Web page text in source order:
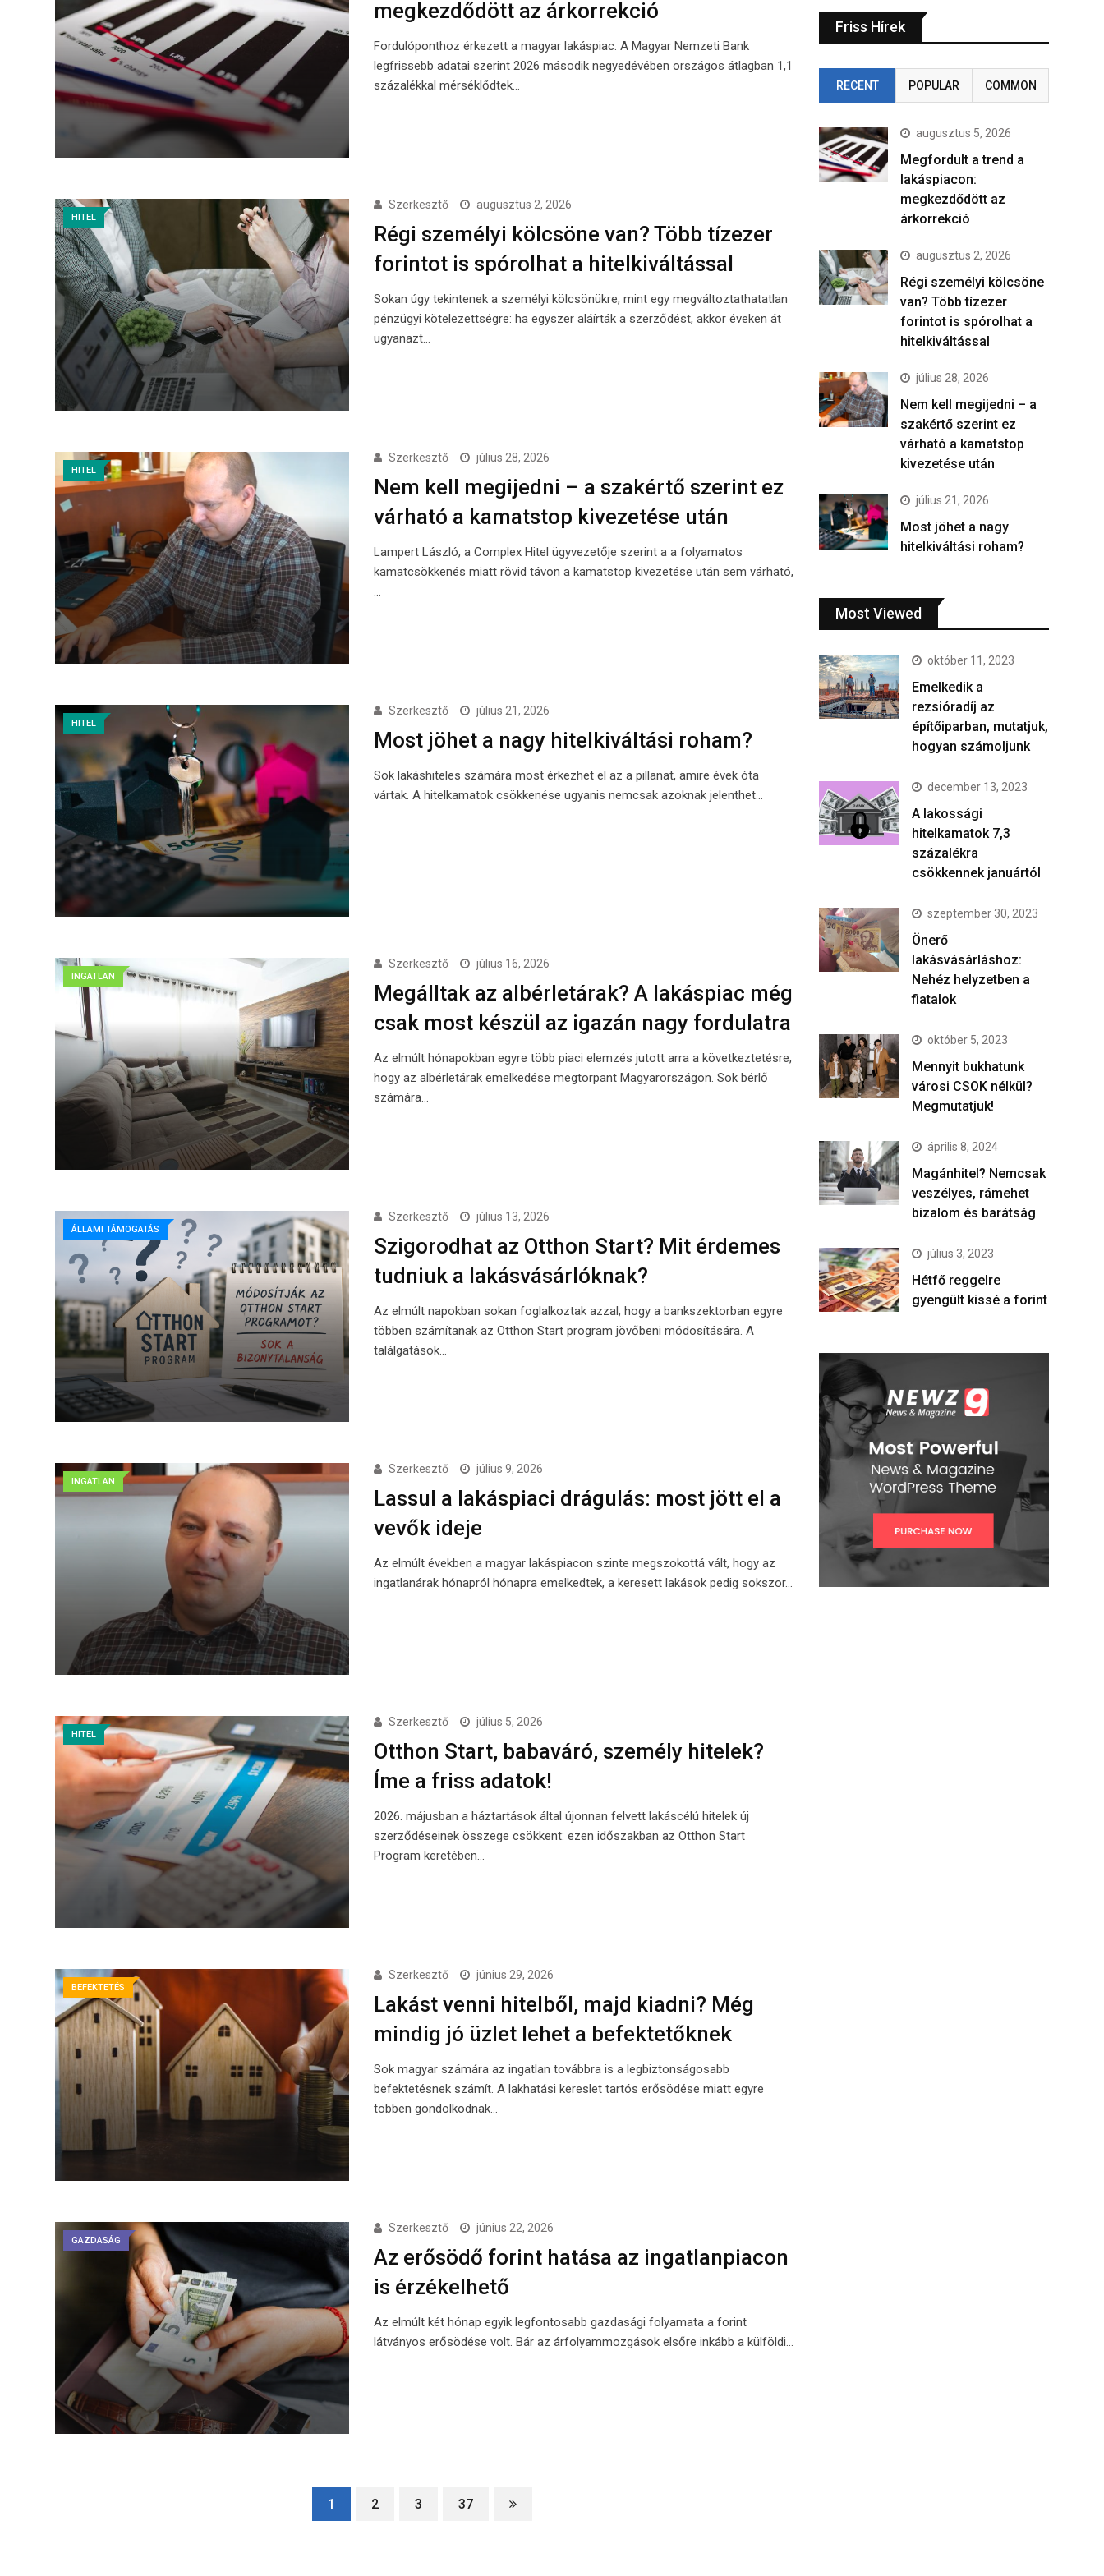
megkezdődött az árkorrekció
Fordulóponthoz érkezett a magyar lakáspiac. A Magyar Nemzeti Bank
legfrissebb adatai szerint 2026 második negyedévében országos átlagban 1,1
százalékkal mérséklődtek…
HITEL
Szerkesztő augusztus 2, 2026
Régi személyi kölcsöne van? Több tízezer
forintot is spórolhat a hitelkiváltással
Sokan úgy tekintenek a személyi kölcsönükre, mint egy megváltoztathatatlan
pénzügyi kötelezettségre: ha egyszer aláírták a szerződést, akkor éveken át
ugyanazt…
HITEL
Szerkesztő július 28, 2026
Nem kell megijedni – a szakértő szerint ez
várható a kamatstop kivezetése után
Lampert László, a Complex Hitel ügyvezetője szerint a a folyamatos
kamatcsökkenés miatt rövid távon a kamatstop kivezetése után sem várható,
…
HITEL
Szerkesztő július 21, 2026
Most jöhet a nagy hitelkiváltási roham?
Sok lakáshiteles számára most érkezhet el az a pillanat, amire évek óta
vártak. A hitelkamatok csökkenése ugyanis nemcsak azoknak jelenthet…
INGATLAN
Szerkesztő július 16, 2026
Megálltak az albérletárak? A lakáspiac még
csak most készül az igazán nagy fordulatra
Az elmúlt hónapokban egyre több piaci elemzés jutott arra a következtetésre,
hogy az albérletárak emelkedése megtorpant Magyarországon. Sok bérlő
számára…
ÁLLAMI TÁMOGATÁS
Szerkesztő július 13, 2026
Szigorodhat az Otthon Start? Mit érdemes
tudniuk a lakásvásárlóknak?
Az elmúlt napokban sokan foglalkoztak azzal, hogy a bankszektorban egyre
többen számítanak az Otthon Start program jövőbeni módosítására. A
találgatások…
INGATLAN
Szerkesztő július 9, 2026
Lassul a lakáspiaci drágulás: most jött el a
vevők ideje
Az elmúlt években a magyar lakáspiacon szinte megszokottá vált, hogy az
ingatlanárak hónapról hónapra emelkedtek, a keresett lakások pedig sokszor…
HITEL
Szerkesztő július 5, 2026
Otthon Start, babaváró, személy hitelek?
Íme a friss adatok!
2026. májusban a háztartások által újonnan felvett lakáscélú hitelek új
szerződéseinek összege csökkent: ezen időszakban az Otthon Start
Program keretében…
BEFEKTETÉS
Szerkesztő június 29, 2026
Lakást venni hitelből, majd kiadni? Még
mindig jó üzlet lehet a befektetőknek
Sok magyar számára az ingatlan továbbra is a legbiztonságosabb
befektetésnek számít. A lakhatási kereslet tartós erősödése miatt egyre
többen gondolkodnak…
GAZDASÁG
Szerkesztő június 22, 2026
Az erősödő forint hatása az ingatlanpiacon
is érzékelhető
Az elmúlt két hónap egyik legfontosabb gazdasági folyamata a forint
látványos erősödése volt. Bár az árfolyammozgások elsőre inkább a külföldi…
1 2 3 37
Friss Hírek
RECENT POPULAR COMMON
augusztus 5, 2026
Megfordult a trend a
lakáspiacon:
megkezdődött az
árkorrekció
augusztus 2, 2026
Régi személyi kölcsöne
van? Több tízezer
forintot is spórolhat a
hitelkiváltással
július 28, 2026
Nem kell megijedni – a
szakértő szerint ez
várható a kamatstop
kivezetése után
július 21, 2026
Most jöhet a nagy
hitelkiváltási roham?
Most Viewed
október 11, 2023
Emelkedik a
rezsióradíj az
építőiparban, mutatjuk,
hogyan számoljunk
december 13, 2023
A lakossági
hitelkamatok 7,3
százalékra
csökkennek januártól
szeptember 30, 2023
Önerő
lakásvásárláshoz:
Nehéz helyzetben a
fiatalok
október 5, 2023
Mennyit bukhatunk
városi CSOK nélkül?
Megmutatjuk!
április 8, 2024
Magánhitel? Nemcsak
veszélyes, rámehet
bizalom és barátság
július 3, 2023
Hétfő reggelre
gyengült kissé a forint